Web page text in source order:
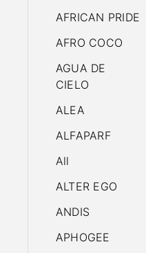
AFRICAN PRIDE
AFRO COCO
AGUA DE
CIELO
ALEA
ALFAPARF
All
ALTER EGO
ANDIS
APHOGEE